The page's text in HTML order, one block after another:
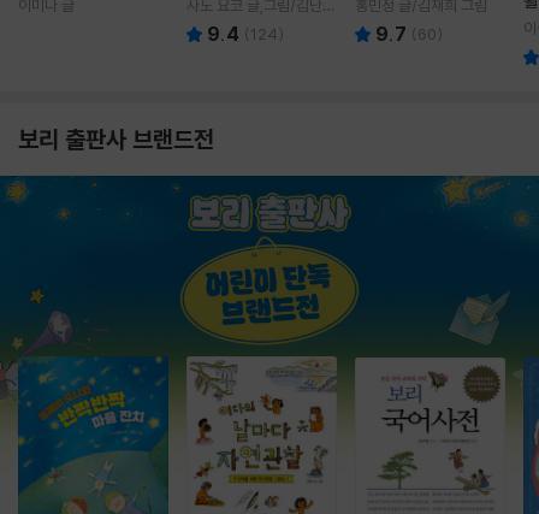
이미나 글
사노 요코 글,그림/김난주
역 9.4 (124)
홍민정 글/김재희 그림
9.7 (60)
보리 출판사 브랜드전